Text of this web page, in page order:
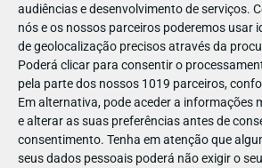
audiências e desenvolvimento de serviços.
nós e os nossos parceiros poderemos usar
de geolocalização precisos através da
Poderá clicar para consentir o
pela parte dos nossos 1019 parceiros,
Em alternativa, pode aceder a informações
e alterar as suas preferências antes de
consentimento. Tenha em atenção que
seus dados pessoais poderá não exigir o